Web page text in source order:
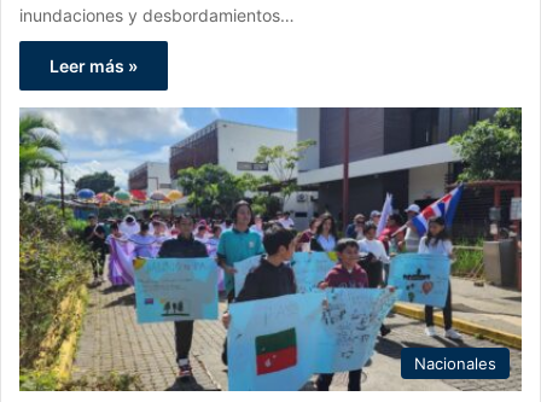
inundaciones y desbordamientos…
Leer más »
Nacionales